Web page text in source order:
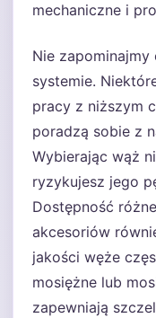
mechaniczne i
Nie
systemie.
pracy z niższym
poradzą sobie z
Wybierając wąż
ryzykujesz jego
Dostępność
akcesoriów
jakości węże
mosiężne lub
zapewniają